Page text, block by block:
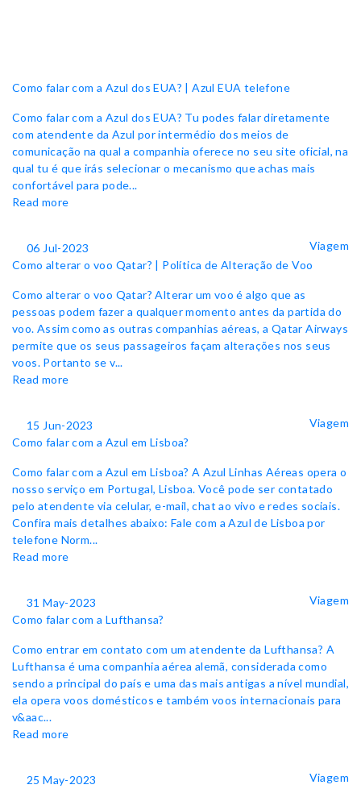
Como falar com a Azul dos EUA? | Azul EUA telefone
Como falar com a Azul dos EUA? Tu podes falar diretamente
com atendente da Azul por intermédio dos meios de
comunicação na qual a companhia oferece no seu site oficial, na
qual tu é que irás selecionar o mecanismo que achas mais
confortável para pode...
Read more
06 Jul-2023
Viagem
Como alterar o voo Qatar? | Política de Alteração de Voo
Como alterar o voo Qatar? Alterar um voo é algo que as
pessoas podem fazer a qualquer momento antes da partida do
voo. Assim como as outras companhias aéreas, a Qatar Airways
permite que os seus passageiros façam alterações nos seus
voos. Portanto se v...
Read more
15 Jun-2023
Viagem
Como falar com a Azul em Lisboa?
Como falar com a Azul em Lisboa? A Azul Linhas Aéreas opera o
nosso serviço em Portugal, Lisboa. Você pode ser contatado
pelo atendente via celular, e-mail, chat ao vivo e redes sociais.
Confira mais detalhes abaixo: Fale com a Azul de Lisboa por
telefone Norm...
Read more
31 May-2023
Viagem
Como falar com a Lufthansa?
Como entrar em contato com um atendente da Lufthansa? A
Lufthansa é uma companhia aérea alemã, considerada como
sendo a principal do país e uma das mais antigas a nível mundial,
ela opera voos domésticos e também voos internacionais para
v&aac...
Read more
25 May-2023
Viagem